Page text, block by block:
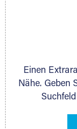
www.dmg-
Einen
Nähe. Geben